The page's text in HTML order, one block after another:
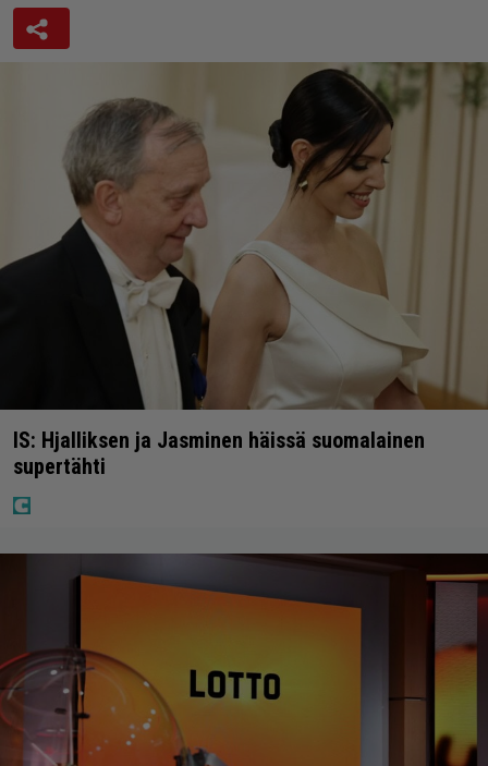
IS: Hjalliksen ja Jasminen häissä suomalainen
supertähti